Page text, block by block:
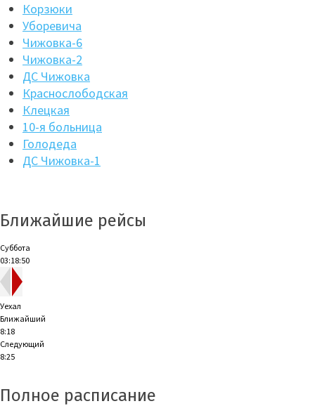
Корзюки
Уборевича
Чижовка-6
Чижовка-2
ДС Чижовка
Краснослободская
Клецкая
10-я больница
Голодеда
ДС Чижовка-1
Ближайшие рейсы
Суббота
03:18:51
Уехал
Ближайший
8:18
Следующий
8:25
Полное расписание